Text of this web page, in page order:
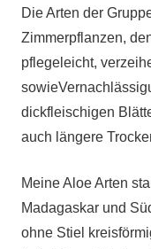
Die Arten der
Zimmerpflanzen,
pflegeleicht,
dickfleischigen
auch längere
Meine Aloe Arten
Madagaskar und
ohne Stiel